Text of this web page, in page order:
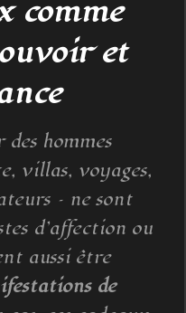
comme
et
hommes
villas, voyages,
– ne sont
d’affection ou
aussi être
de